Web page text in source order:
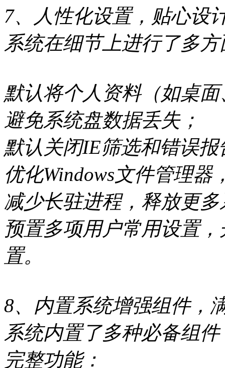
7、人性化设置，贴心设
系统在细节上进行了多
默认将个人资料（如桌
避免系统盘数据丢失；
默认关闭IE筛选和错误
优化Windows文件管理
减少长驻进程，释放更
预置多项用户常用设置
置。
8、内置系统增强组件，
系统内置了多种必备组
完整功能：